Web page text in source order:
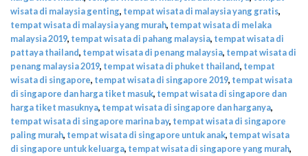
wisata di malaysia genting, tempat wisata di malaysia yang gratis,
tempat wisata di malaysia yang murah, tempat wisata di melaka
malaysia 2019, tempat wisata di pahang malaysia, tempat wisata di
pattaya thailand, tempat wisata di penang malaysia, tempat wisata di
penang malaysia 2019, tempat wisata di phuket thailand, tempat
wisata di singapore, tempat wisata di singapore 2019, tempat wisata
di singapore dan harga tiket masuk, tempat wisata di singapore dan
harga tiket masuknya, tempat wisata di singapore dan harganya,
tempat wisata di singapore marina bay, tempat wisata di singapore
paling murah, tempat wisata di singapore untuk anak, tempat wisata
di singapore untuk keluarga, tempat wisata di singapore yang murah,